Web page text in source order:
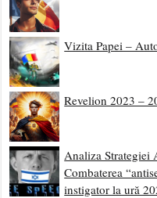
Vizita Papei –
Revelion 2023 –
Analiza Strategiei
Combaterea
instigator la ură